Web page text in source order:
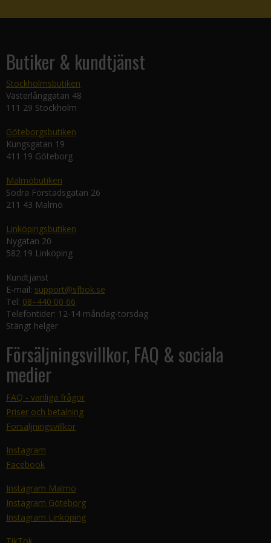
Butiker & kundtjänst
Stockholmsbutiken
Västerlånggatan 48
111 29 Stockholm
Göteborgsbutiken
Kungsgatan 19
411 19 Göteborg
Malmöbutiken
Södra Förstadsgatan 26
211 43 Malmö
Linköpingsbutiken
Nygatan 20
582 19 Linköping
Kundtjänst
E-mail: support@sfbok.se
Tel: 08–440 00 66
Telefontider: 12-14 måndag-torsdag
Stängt helger
Försäljningsvillkor, FAQ & sociala
medier
FAQ - vanliga frågor
Priser och betalning
Försäljningsvillkor
Instagram
Facebook
Instagram Malmö
Instagram Göteborg
Instagram Linköping